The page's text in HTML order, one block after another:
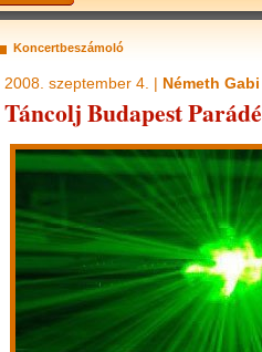
Koncertbeszámoló
2008. szeptember 4. | Németh Gabi
Táncolj Budapest